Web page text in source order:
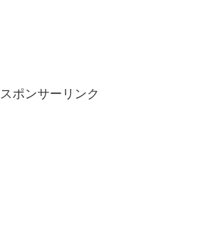
スポンサーリンク